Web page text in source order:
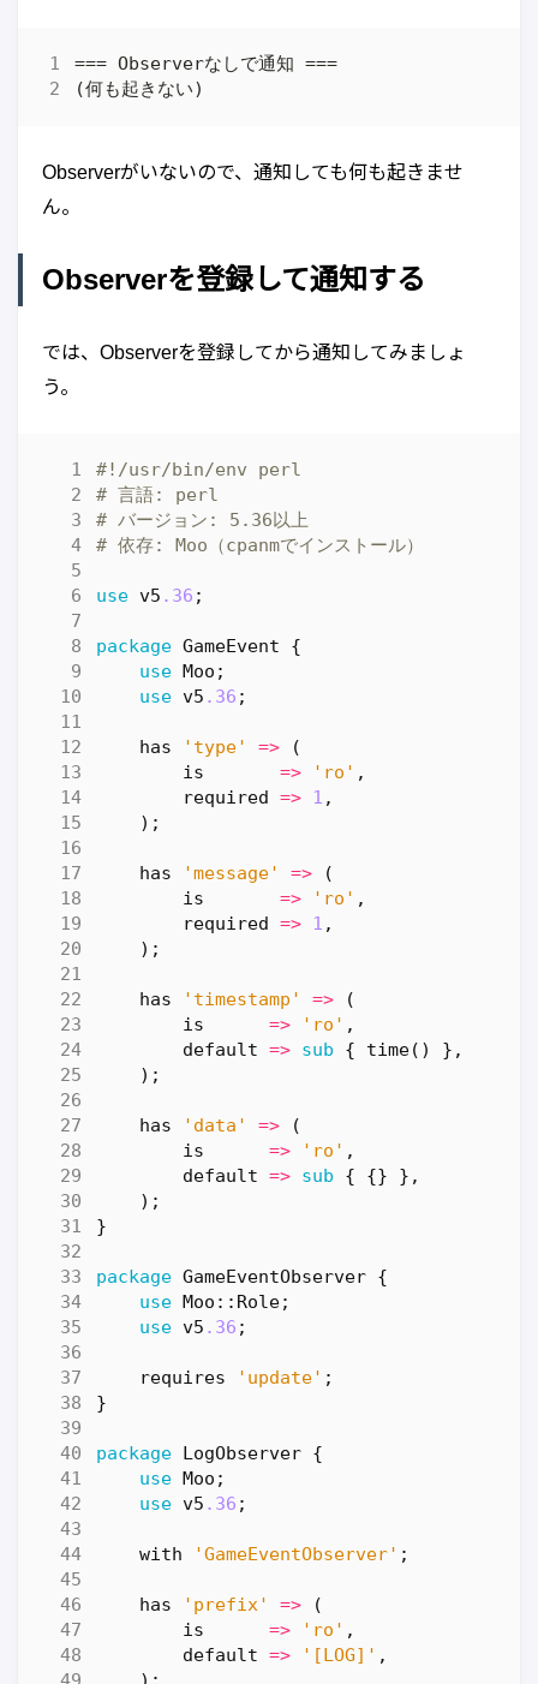
Observerがいないので、通知しても何も起きませ
ん。
Observerを登録して通知する
では、Observerを登録してから通知してみましょ
う。
#!/usr/bin/env perl
# 言語: perl
# バージョン: 5.36以上
# 依存: Moo（cpanmでインストール）
use v5 .36 ;
package GameEvent
{
use Moo ;
use v5 .36 ;
has 'type' =>
(
is
=> 'ro' ,
required => 1 ,
);
has 'message' =>
(
is
=> 'ro' ,
required => 1 ,
);
has 'timestamp' =>
(
is
=> 'ro' ,
default => sub { time()
},
);
has 'data' =>
(
is
=> 'ro' ,
default => sub { {}
},
);
}
package GameEventObserver {
use Moo::Role;
use v5 .36 ;
requires 'update' ;
}
package LogObserver {
use Moo ;
use v5 .36 ;
with 'GameEventObserver' ;
has 'prefix' =>
(
is
=> 'ro' ,
default => '[LOG]' ,